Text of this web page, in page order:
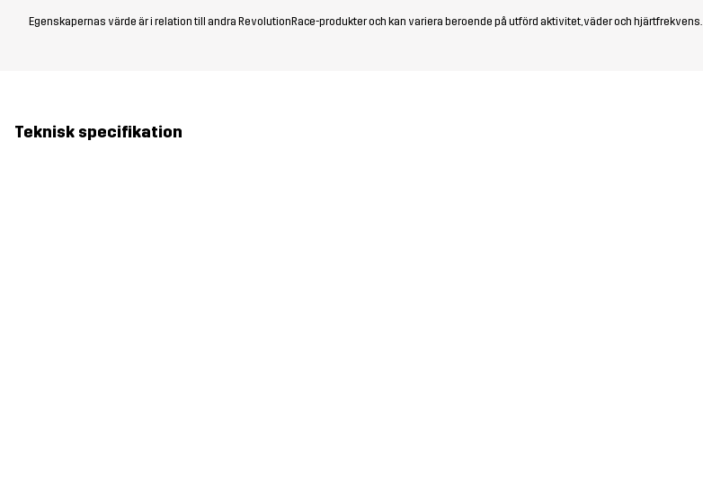
Egenskapernas värde är i relation till andra RevolutionRace-produkter och kan variera beroende på utförd aktivitet, väder och hjärtfrekvens.
Teknisk specifikation